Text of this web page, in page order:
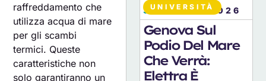
raffreddamento che
utilizza acqua di mare
per gli scambi
termici. Queste
caratteristiche non
solo garantiranno un
UNIVERSITÀ
30LUGLIO 2026
Genova Sul
Podio Del Mare
Che Verrà:
Elettra È